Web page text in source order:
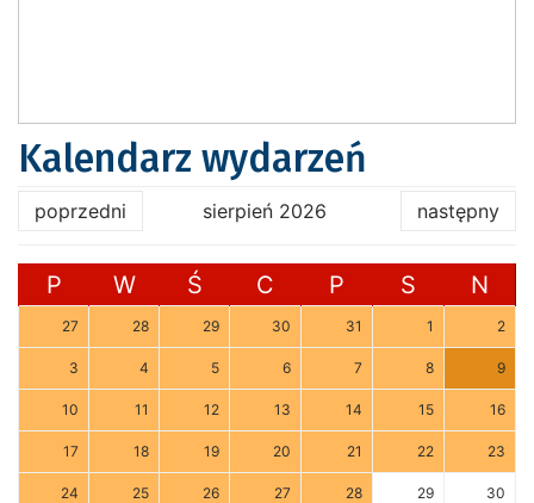
Kalendarz wydarzeń
poprzedni sierpień 2026 następny
P W Ś C P S N
27 28 29 30 31 1 2
3 4 5 6 7 8 9
10 11 12 13 14 15 16
17 18 19 20 21 22 23
24 25 26 27 28 29 30